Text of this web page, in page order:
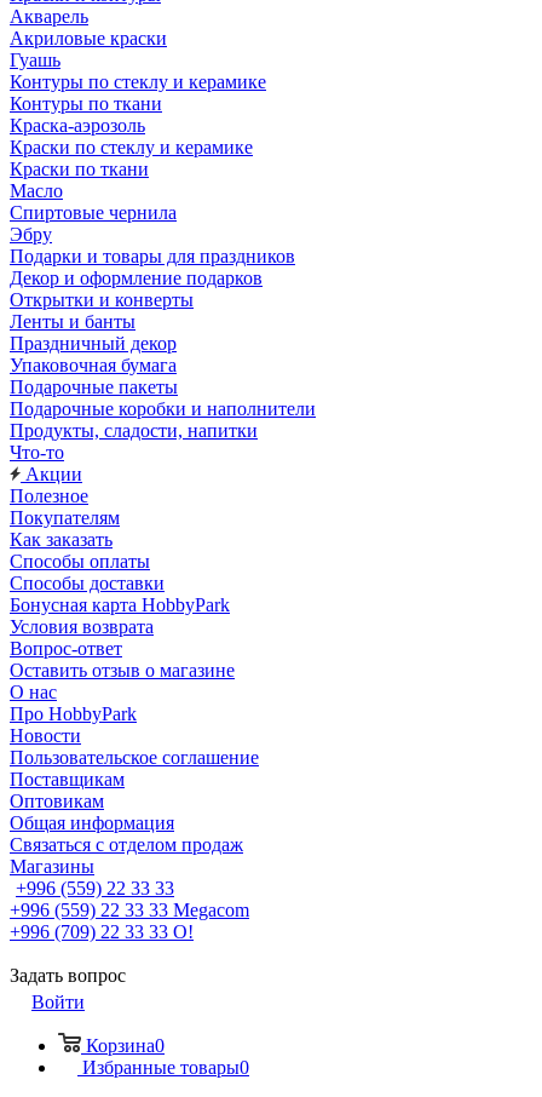
Акварель
Акриловые краски
Гуашь
Контуры по стеклу и керамике
Контуры по ткани
Краска-аэрозоль
Краски по стеклу и керамике
Краски по ткани
Масло
Спиртовые чернила
Эбру
Подарки и товары для праздников
Декор и оформление подарков
Открытки и конверты
Ленты и банты
Праздничный декор
Упаковочная бумага
Подарочные пакеты
Подарочные коробки и наполнители
Продукты, сладости, напитки
Что-то
Акции
Полезное
Покупателям
Как заказать
Способы оплаты
Способы доставки
Бонусная карта HobbyPark
Условия возврата
Вопрос-ответ
Оставить отзыв о магазине
О нас
Про HobbyPark
Новости
Пользовательское соглашение
Поставщикам
Оптовикам
Общая информация
Связаться с отделом продаж
Магазины
+996 (559) 22 33 33
+996 (559) 22 33 33 Megacom
+996 (709) 22 33 33 O!
Задать вопрос
Войти
Корзина0
Избранные товары0